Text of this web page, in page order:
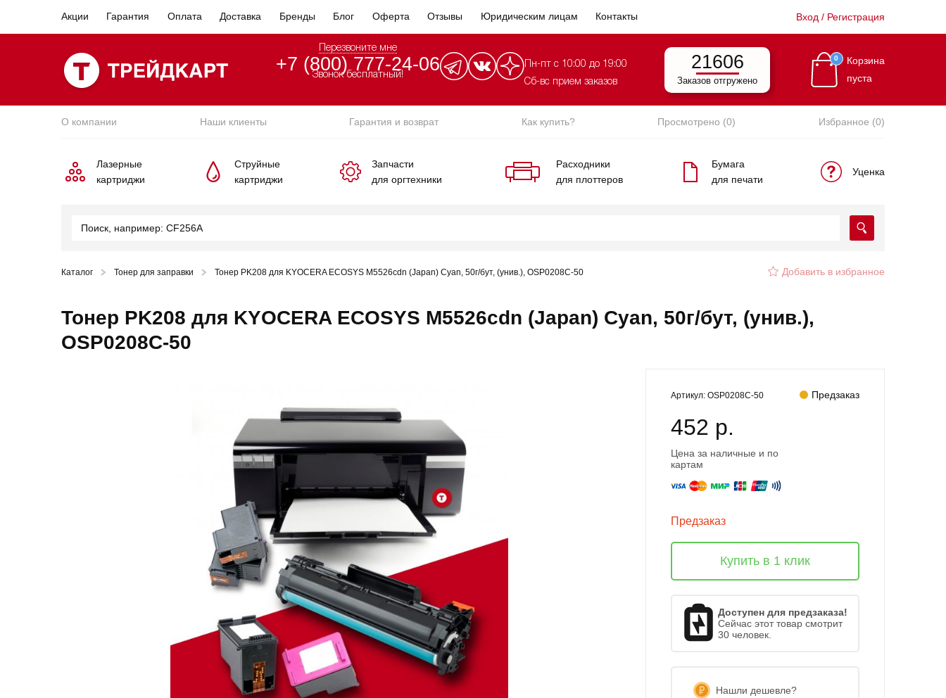
Акции Гарантия Оплата Доставка Бренды Блог Оферта Отзывы Юридическим лицам Контакты Вход / Регистрация
Перезвоните мне
+7 (800) 777-24-06
Звонок бесплатный!
Пн-пт с 10:00 до 19:00
Сб-вс прием заказов
21606
Заказов отгружено
0
Корзина
пуста
О компании Наши клиенты Гарантия и возврат Как купить? Просмотрено (0) Избранное (0)
Лазерные
картриджи
Струйные
картриджи
Запчасти
для оргтехники
Расходники
для плоттеров
Бумага
для печати
Уценка
Каталог Тонер для заправки Тонер PK208 для KYOCERA ECOSYS M5526cdn (Japan) Cyan, 50г/бут, (унив.), OSP0208C-50 Добавить в избранное
Тонер PK208 для KYOCERA ECOSYS M5526cdn (Japan) Cyan, 50г/бут, (унив.),
OSP0208C-50
Артикул: OSP0208C-50 Предзаказ
452 р.
Цена за наличные и по
картам
Предзаказ
Купить в 1 клик
Доступен для предзаказа!
Сейчас этот товар смотрит
30 человек.
Нашли дешевле?